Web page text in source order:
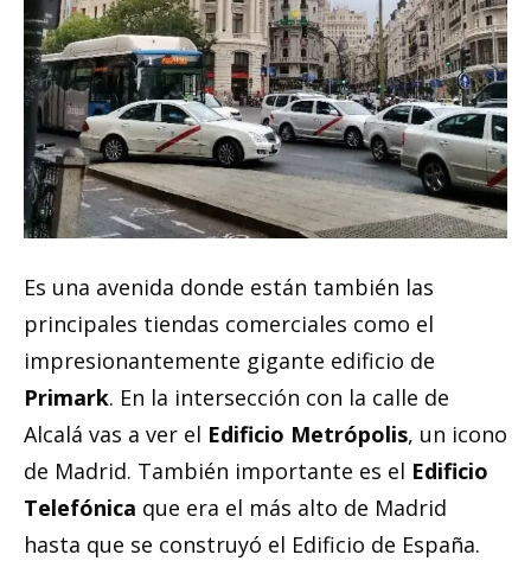
Es una avenida donde están también las
principales tiendas comerciales como el
impresionantemente gigante edificio de
Primark. En la intersección con la calle de
Alcalá vas a ver el Edificio Metrópolis, un icono
de Madrid. También importante es el Edificio
Telefónica que era el más alto de Madrid
hasta que se construyó el Edificio de España.